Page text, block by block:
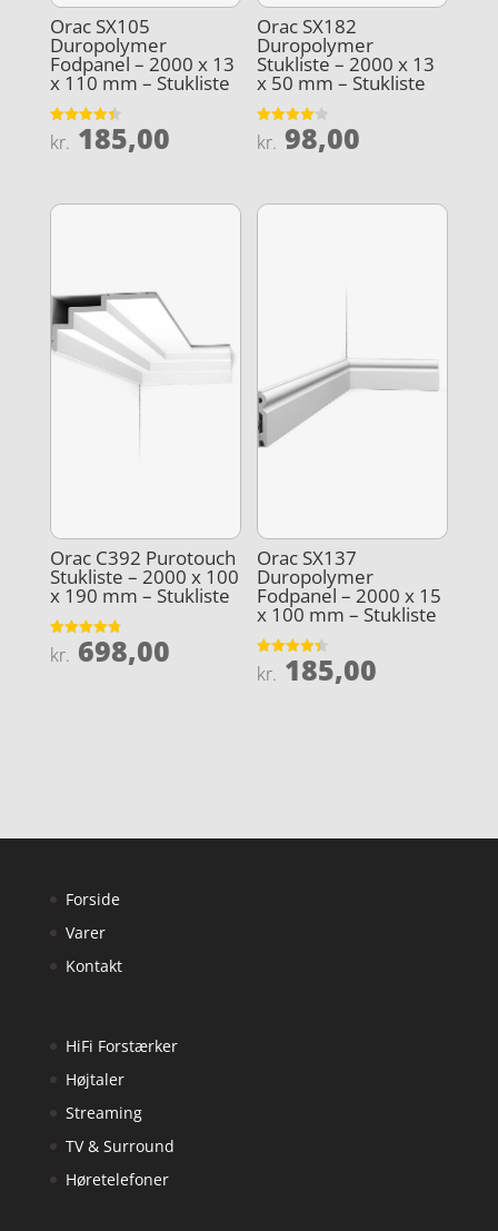
Orac SX105
Duropolymer
Fodpanel – 2000 x 13
x 110 mm – Stukliste
Vurderet
4.4
kr. 185,00
Orac SX182
Duropolymer
Stukliste – 2000 x 13
x 50 mm – Stukliste
Vurderet
4.1
kr. 98,00
Orac C392 Purotouch
Stukliste – 2000 x 100
x 190 mm – Stukliste
Vurderet
4.8
kr. 698,00
Orac SX137
Duropolymer
Fodpanel – 2000 x 15
x 100 mm – Stukliste
Vurderet
4.4
kr. 185,00
Forside
Varer
Kontakt
HiFi Forstærker
Højtaler
Streaming
TV & Surround
Høretelefoner